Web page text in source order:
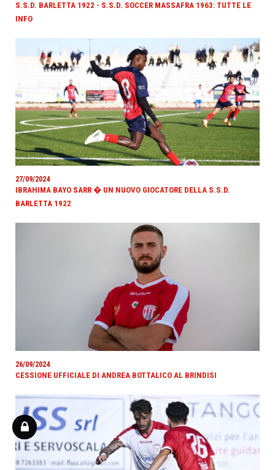
S.S.D. BARLETTA 1922 - S.S.D. SOCCER MASSAFRA 1963: TUTTE LE
INFO
27/09/2024
IBRAHIMA BAYO SARR � UN NUOVO GIOCATORE DELLA S.S.D.
BARLETTA 1922
26/09/2024
CESSIONE UFFICIALE DI ANDREA BOTTALICO AL BRINDISI